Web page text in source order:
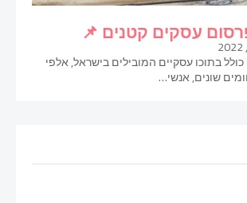
עסקים קטנים 📌
בתוכו עסקיים המובילים בישראל, אלפי
שונים, אנשי…